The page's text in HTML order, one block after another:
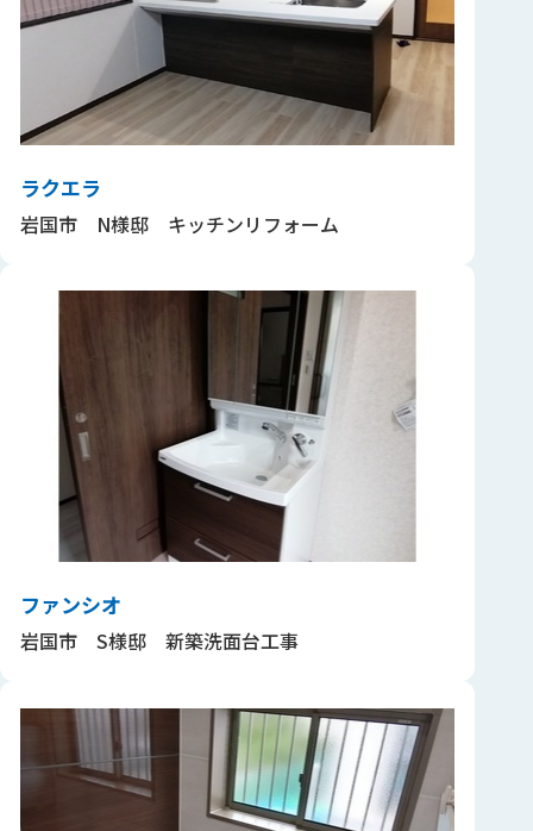
ラクエラ
岩国市 N様邸 キッチンリフォーム
ファンシオ
岩国市 S様邸 新築洗面台工事